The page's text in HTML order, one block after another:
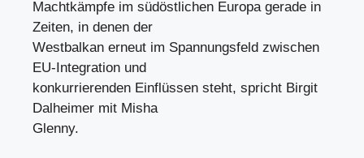
Machtkämpfe im südöstlichen Europa gerade in
Zeiten, in denen der
Westbalkan erneut im Spannungsfeld zwischen
EU-Integration und
konkurrierenden Einflüssen steht, spricht Birgit
Dalheimer mit Misha
Glenny.